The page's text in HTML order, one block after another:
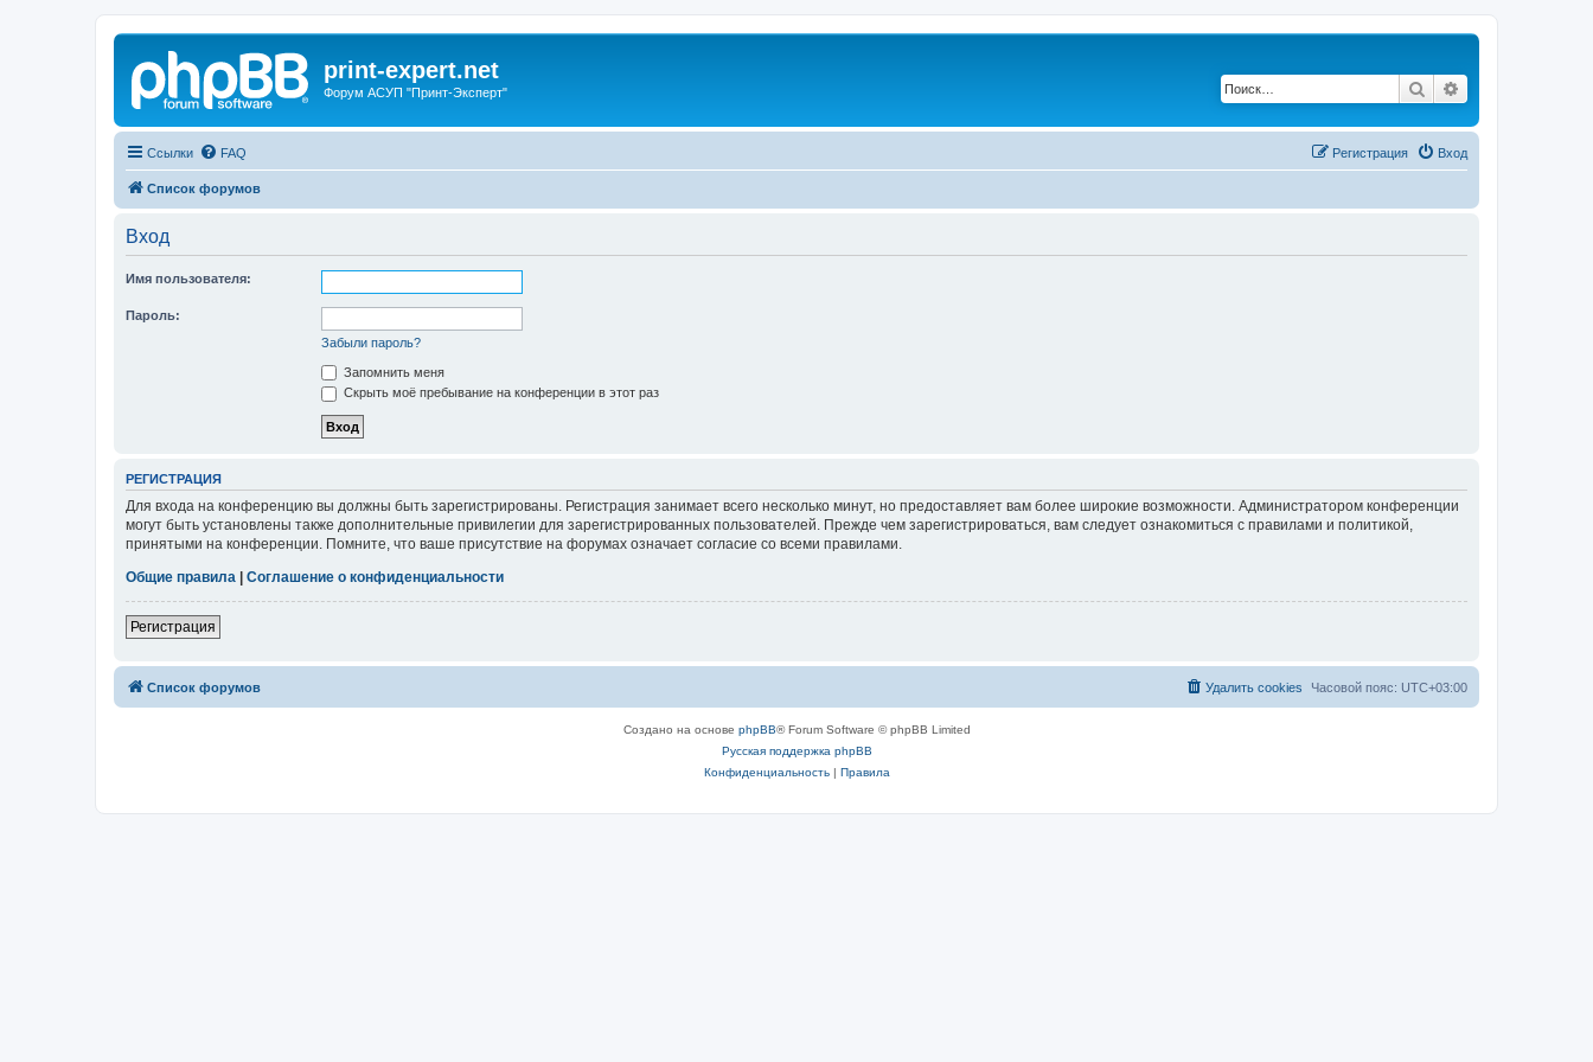
print-expert.net
Форум АСУП "Принт-Эксперт" Поиск
Ссылки FAQ Вход
Регистрация
Список форумов
Вход
Имя пользователя:
Пароль:
Забыли пароль?
Запомнить меня
Скрыть моё пребывание на конференции в этот раз
РЕГИСТРАЦИЯ
Для входа на конференцию вы должны быть зарегистрированы. Регистрация занимает всего несколько минут, но предоставляет вам более широкие возможности. Администратором конференции
могут быть установлены также дополнительные привилегии для зарегистрированных пользователей. Прежде чем зарегистрироваться, вам следует ознакомиться с правилами и политикой,
принятыми на конференции. Помните, что ваше присутствие на форумах означает согласие со всеми правилами.
Общие правила
Соглашение о конфиденциальности
Регистрация
Список форумов Часовой пояс: UTC+03:00
Удалить cookies
Создано на основе phpBB® Forum Software © phpBB Limited
Русская поддержка phpBB
Конфиденциальность| Правила